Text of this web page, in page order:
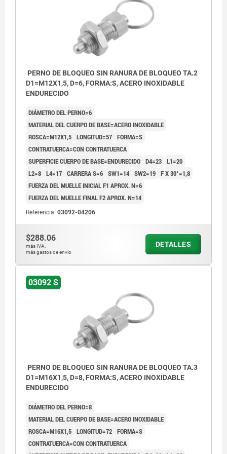
PERNO DE BLOQUEO SIN RANURA DE BLOQUEO TA.2
D1=M12X1,5, D=6, FORMA:S, ACERO INOXIDABLE
ENDURECIDO
DIÁMETRO DEL PERNO=6
MATERIAL DEL CUERPO DE BASE=ACERO INOXIDABLE
ROSCA=M12X1,5 LONGITUD=57 FORMA=S
CONTRATUERCA=CON CONTRATUERCA
SUPERFICIE CUERPO DE BASE=ENDURECIDO D4=23 L1=20
L2=8 L4=17 CARRERA S=6 SW1=14 SW2=19 F X 30°=1,8
FUERZA DEL MUELLE INICIAL F1 APROX. N=6
FUERZA DEL MUELLE FINAL F2 APROX. N=14
Referencia: 03092-04206
$288.06
más IVA.
más gastos de envío
DETALLES
03092 S
PERNO DE BLOQUEO SIN RANURA DE BLOQUEO TA.3
D1=M16X1,5, D=8, FORMA:S, ACERO INOXIDABLE
ENDURECIDO
DIÁMETRO DEL PERNO=8
MATERIAL DEL CUERPO DE BASE=ACERO INOXIDABLE
ROSCA=M16X1,5 LONGITUD=72 FORMA=S
CONTRATUERCA=CON CONTRATUERCA